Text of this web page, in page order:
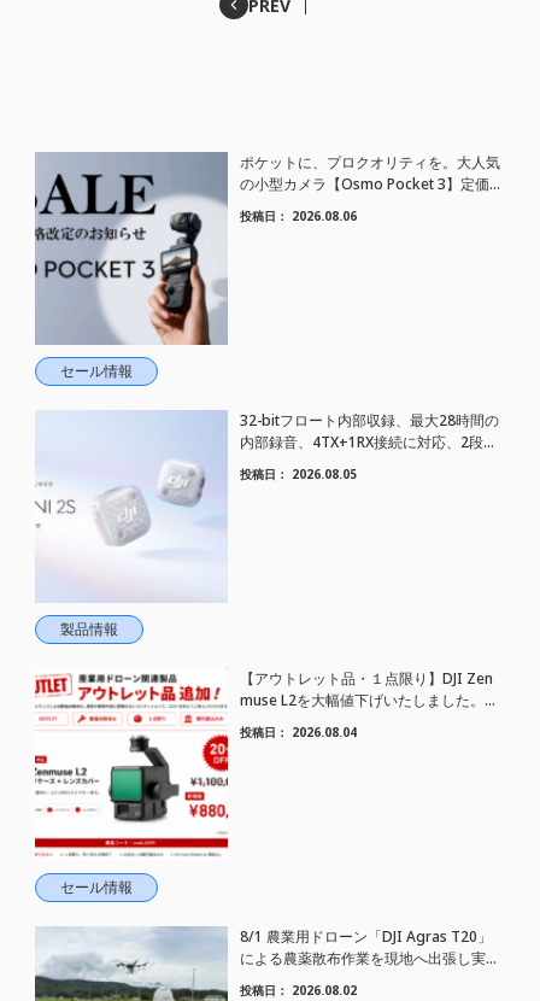
PREV
セール情報
ポケットに、プロクオリティを。大人気
の小型カメラ【Osmo Pocket 3】定価が
さらにお値下げされました！
投稿日： 2026.08.06
製品情報
32-bitフロート内部収録、最大28時間の
内部録音、4TX+1RX接続に対応、2段階
AIノイズキャンセリング搭載｜コンパク
トワイヤレスマイク DJI Mic Mini 2S 登場
投稿日： 2026.08.05
セール情報
【アウトレット品・１点限り】DJI Zen
muse L2を大幅値下げいたしました。｜
HELICAM STORE
投稿日： 2026.08.04
8/1 農業用ドローン「DJI Agras T20」
による農薬散布作業を現地へ出張し実施
しました
投稿日： 2026.08.02